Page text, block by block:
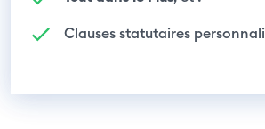
Clauses statutaires